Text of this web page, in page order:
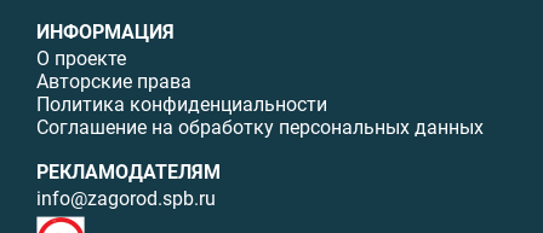
ИНФОРМАЦИЯ
О проекте
Авторские права
Политика конфиденциальности
Соглашение на обработку персональных данных
РЕКЛАМОДАТЕЛЯМ
info@zagorod.spb.ru